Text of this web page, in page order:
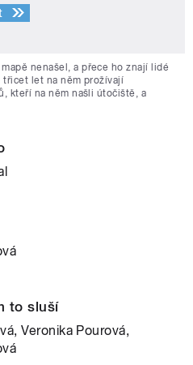
nenašel, a přece ho znají lidé
třicet let na něm prožívají
kteří na něm našli útočiště, a
to sluší
Veronika Pourová,